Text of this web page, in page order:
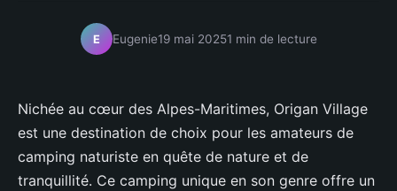
E Eugenie19 mai 20251 min de lecture
Nichée au cœur des Alpes-Maritimes, Origan Village
est une destination de choix pour les amateurs de
camping naturiste en quête de nature et de
tranquillité. Ce camping unique en son genre offre un